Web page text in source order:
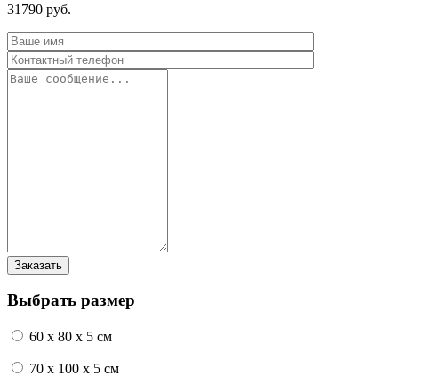
31790 руб.
Выбрать размер
60 x 80 x 5 см
70 x 100 x 5 см